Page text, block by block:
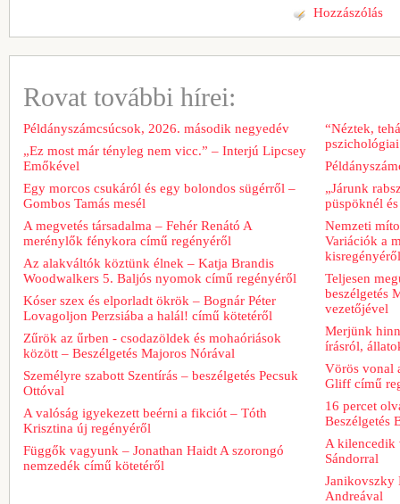
Hozzászólás
Rovat további hírei:
Példányszámcsúcsok, 2026. második negyedév
„Ez most már tényleg nem vicc.” – Interjú Lipcsey
Emőkével
Egy morcos csukáról és egy bolondos sügérről –
Gombos Tamás mesél
A megvetés társadalma – Fehér Renátó A
merénylők fénykora című regényéről
Az alakváltók köztünk élnek – Katja Brandis
Woodwalkers 5. Baljós nyomok című regényéről
Kóser szex és elporladt ökrök – Bognár Péter
Lovagoljon Perzsiába a halál! című kötetéről
Zűrök az űrben - csodazöldek és mohaóriások
között – Beszélgetés Majoros Nórával
Személyre szabott Szentírás – beszélgetés Pecsuk
Ottóval
A valóság igyekezett beérni a fikciót – Tóth
Krisztina új regényéről
Függők vagyunk – Jonathan Haidt A szorongó
nemzedék című kötetéről
“Néztek,
„Járunk
püspöknél
Nemzeti
Variációk a
kisregényéről
Teljesen
beszélgetés
vezetőjével
Merjünk
írásról,
Vörös vonal
Gliff című
16 percet
Beszélgetés
A kilencedik
Sándorral
Janikovszky
Andreával